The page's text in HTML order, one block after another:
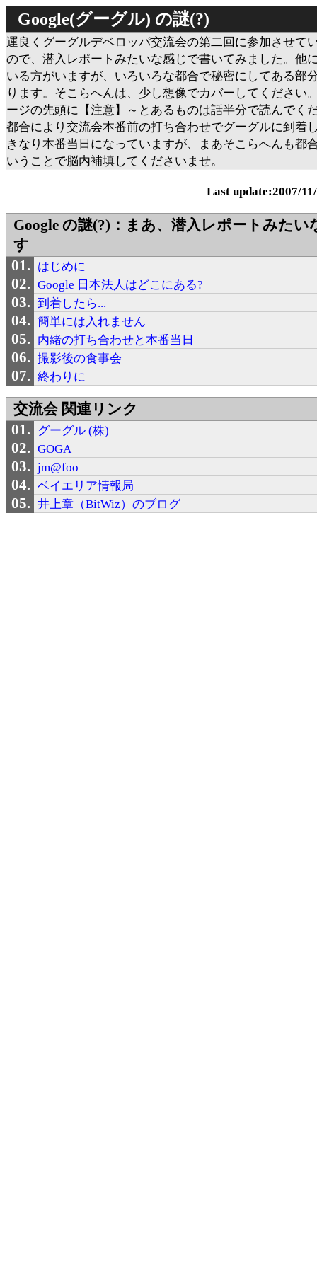
Google(グーグル) の謎(?)
運良くグーグルデベロッパ交流会の第二回に参加させて
ので、潜入レポートみたいな感じで書いてみました。他
いる方がいますが、いろいろな都合で秘密にしてある部
ります。そこらへんは、少し想像でカバーしてください
ージの先頭に【注意】～とあるものは話半分で読んでく
都合により交流会本番前の打ち合わせでグーグルに到着
きなり本番当日になっていますが、まあそこらへんも都
いうことで脳内補填してくださいませ。
Last update:2007/
Google の謎(?)：まあ、潜入レポートみたい
す
はじめに
Google 日本法人はどこにある?
到着したら...
簡単には入れません
内緒の打ち合わせと本番当日
撮影後の食事会
終わりに
交流会 関連リンク
グーグル (株)
GOGA
jm@foo
ベイエリア情報局
井上章（BitWiz）のブログ